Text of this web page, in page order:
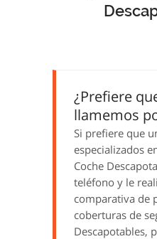
¿Prefiere
llamemos
Si prefiere que
especializados
Coche
teléfono y le
comparativa de
coberturas de
Descapotables,